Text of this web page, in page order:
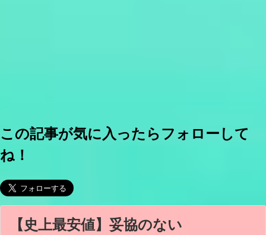
この記事が気に入ったらフォローして
ね！
【史上最安値】妥協のない